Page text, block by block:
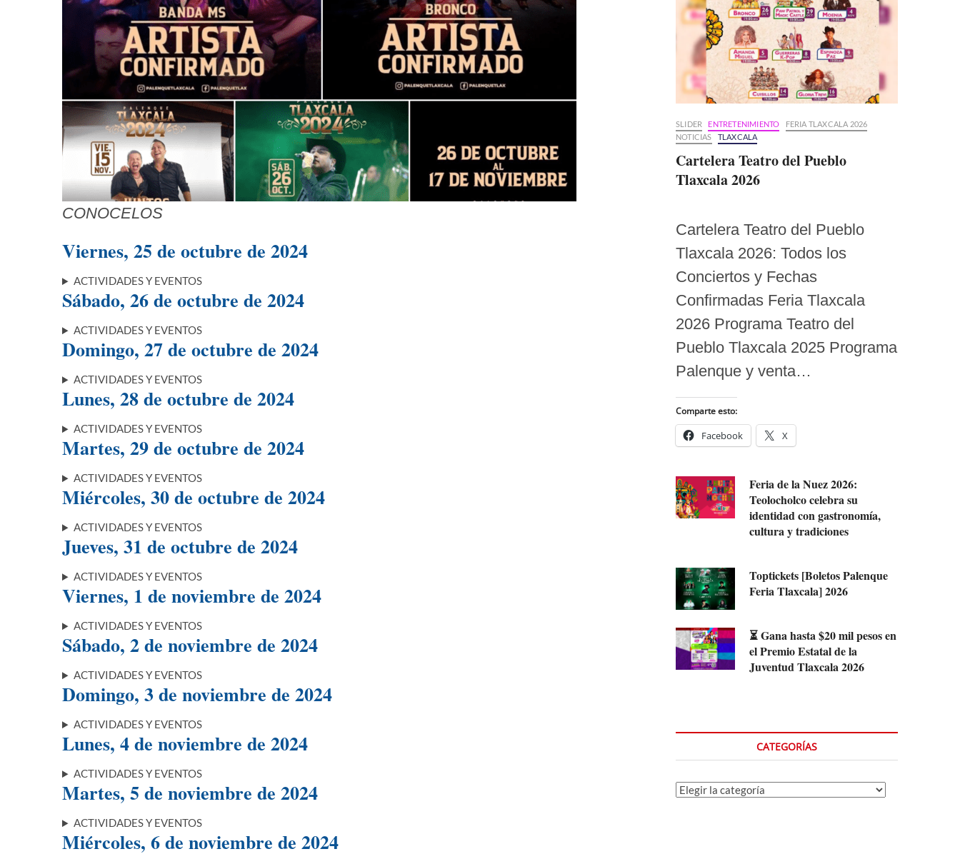
CONOCELOS
Viernes, 25 de octubre de 2024
ACTIVIDADES Y EVENTOS
Sábado, 26 de octubre de 2024
ACTIVIDADES Y EVENTOS
Domingo, 27 de octubre de 2024
ACTIVIDADES Y EVENTOS
Lunes, 28 de octubre de 2024
ACTIVIDADES Y EVENTOS
Martes, 29 de octubre de 2024
ACTIVIDADES Y EVENTOS
Miércoles, 30 de octubre de 2024
ACTIVIDADES Y EVENTOS
Jueves, 31 de octubre de 2024
ACTIVIDADES Y EVENTOS
Viernes, 1 de noviembre de 2024
ACTIVIDADES Y EVENTOS
Sábado, 2 de noviembre de 2024
ACTIVIDADES Y EVENTOS
Domingo, 3 de noviembre de 2024
ACTIVIDADES Y EVENTOS
Lunes, 4 de noviembre de 2024
ACTIVIDADES Y EVENTOS
Martes, 5 de noviembre de 2024
ACTIVIDADES Y EVENTOS
Miércoles, 6 de noviembre de 2024
SLIDER ENTRETENIMIENTO
FERIA TLAXCALA 2026
NOTICIAS
TLAXCALA
Cartelera Teatro del Pueblo
Tlaxcala 2026
Cartelera Teatro del Pueblo
Tlaxcala 2026: Todos los
Conciertos y Fechas
Confirmadas Feria Tlaxcala
2026 Programa Teatro del
Pueblo Tlaxcala 2025 Programa
Palenque y venta…
Comparte esto:
Facebook X
Feria de la Nuez 2026:
Teolocholco celebra su
identidad con gastronomía,
cultura y tradiciones
Toptickets [Boletos Palenque
Feria Tlaxcala] 2026
⏳ Gana hasta $20 mil pesos en
el Premio Estatal de la
Juventud Tlaxcala 2026
CATEGORÍAS
Categorías